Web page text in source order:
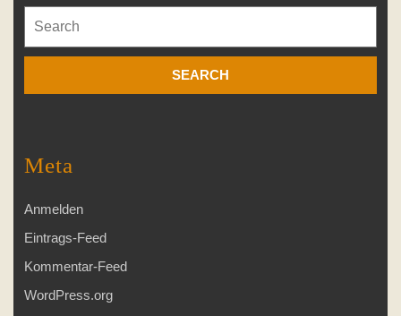
for:
Meta
Anmelden
Eintrags-Feed
Kommentar-Feed
WordPress.org